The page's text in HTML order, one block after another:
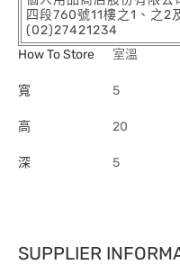
四段760號11樓之1、之2
(02)27421234
How To Store
室溫
寬 5
高 20
深 5
SUPPLIER